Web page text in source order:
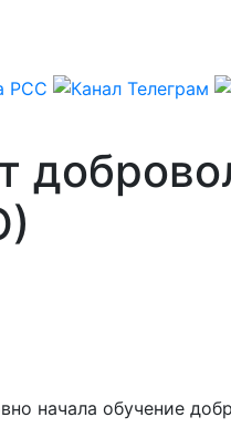
начала обучение